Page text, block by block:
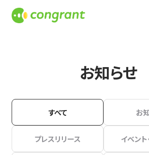
お知らせ
すべて お
プレスリリース イベント